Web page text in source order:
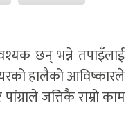
छन् भन्ने तपाइँलाई
हालैको आविष्कारले
जत्तिकै राम्रो काम